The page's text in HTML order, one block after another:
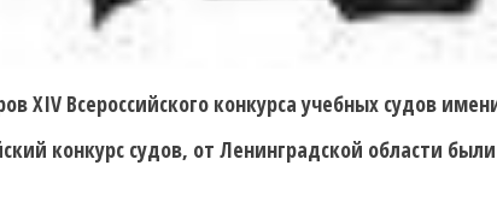
XIV Всероссийского конкурса учебных судов
конкурс судов, от Ленинградской области